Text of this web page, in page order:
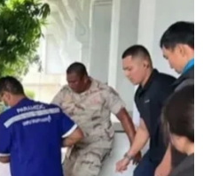
gặp
năm